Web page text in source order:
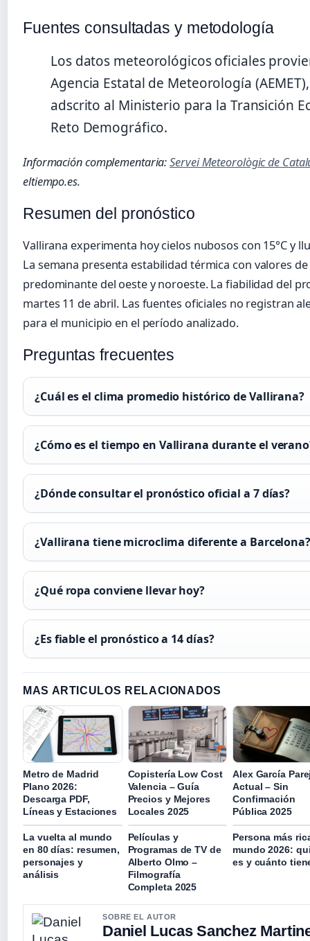
Fuentes consultadas y metodología
Los datos meteorológicos oficiales
Agencia Estatal de Meteorología
adscrito al Ministerio para la Transición
Reto Demográfico.
Información complementaria:Servei Meteorològic de
eltiempo.es.
Resumen del pronóstico
Vallirana experimenta hoy cielos nubosos con 15°C y
La semana presenta estabilidad térmica con valores de
predominante del oeste y noroeste. La fiabilidad del
martes 11 de abril. Las fuentes oficiales no registran
para el municipio en el período analizado.
Preguntas frecuentes
¿Cuál es el clima promedio histórico de Vallirana?
¿Cómo es el tiempo en Vallirana durante el
¿Dónde consultar el pronóstico oficial a 7 días?
¿Vallirana tiene microclima diferente a Barcelona?
¿Qué ropa conviene llevar hoy?
¿Es fiable el pronóstico a 14 días?
MAS ARTICULOS RELACIONADOS
Metro de Madrid
Plano 2026:
Descarga PDF,
Líneas y Estaciones
Copistería Low Cost
Valencia – Guía
Precios y Mejores
Locales 2025
Alex García
Actual – Sin
Confirmación
Pública 2025
La vuelta al mundo
en 80 días: resumen,
personajes y
análisis
Películas y
Programas de TV de
Alberto Olmo –
Filmografía
Completa 2025
Persona más
mundo 2026:
es y cuánto
SOBRE EL AUTOR
Daniel Lucas Sanchez